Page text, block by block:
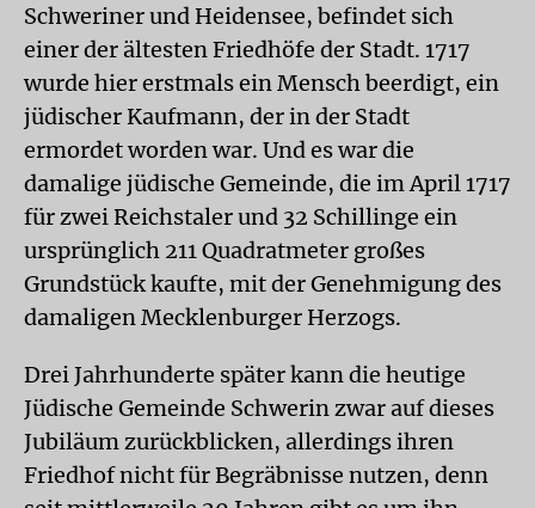
Schweriner und Heidensee, befindet sich
einer der ältesten Friedhöfe der Stadt. 1717
wurde hier erstmals ein Mensch beerdigt, ein
jüdischer Kaufmann, der in der Stadt
ermordet worden war. Und es war die
damalige jüdische Gemeinde, die im April 1717
für zwei Reichstaler und 32 Schillinge ein
ursprünglich 211 Quadratmeter großes
Grundstück kaufte, mit der Genehmigung des
damaligen Mecklenburger Herzogs.
Drei Jahrhunderte später kann die heutige
Jüdische Gemeinde Schwerin zwar auf dieses
Jubiläum zurückblicken, allerdings ihren
Friedhof nicht für Begräbnisse nutzen, denn